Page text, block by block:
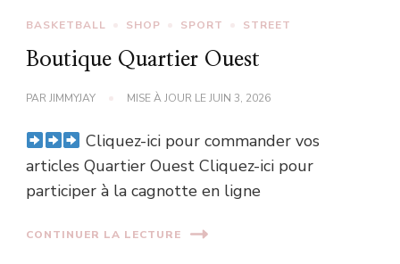
BASKETBALL SHOP SPORT STREET
Boutique Quartier Ouest
PARJIMMYJAY MISE À JOUR LEJUIN 3, 2026
Cliquez-ici pour commander vos
articles Quartier Ouest Cliquez-ici pour
participer à la cagnotte en ligne
CONTINUER LA LECTURE